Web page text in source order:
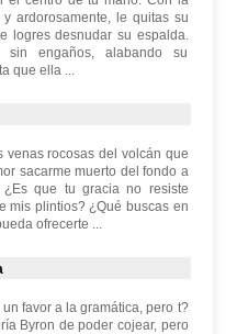
ardorosamente, le quitas su
logres desnudar su espalda.
sin engaños, alabando su
que ella ...
venas rocosas del volcán que
sacarme muerto del fondo a
que tu gracia no resiste
mis plintios? ¿Qué buscas en
ofrecerte ...
favor a la gramática, pero t?
Byron de poder cojear, pero